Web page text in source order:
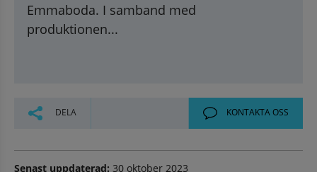
Emmaboda. I samband med
produktionen...
DELA KONTAKTA OSS
Senast uppdaterad: 30 oktober 2023